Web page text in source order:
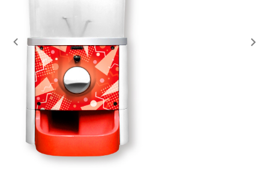
販促用空カプセル
レンタル
景品・玩具・文具
販促用カプセルトイ